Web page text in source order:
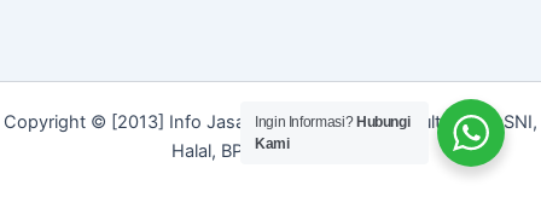
Copyright © [2013] Info Jasa | Layanan Jasa Konsultan ISO, SNI,
Halal, BPOM dan Merek]
Ingin Informasi? Hubungi
Kami